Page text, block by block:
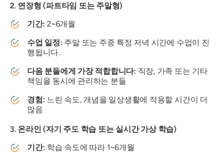
2. 연장형 (파트타임 또는 주말형)
기간: 2~6개월
수업 일정: 주말 또는 주중 특정 저녁 시간에 수업이 진
행됩니다.
다음 분들에게 가장 적합합니다: 직장, 가족 또는 기타
책임을 동시에 관리하는 분들
경험: 느린 속도, 개념을 일상생활에 적용할 시간이 더
많음
3. 온라인 (자기 주도 학습 또는 실시간 가상 학습)
기간: 학습 속도에 따라 1~6개월